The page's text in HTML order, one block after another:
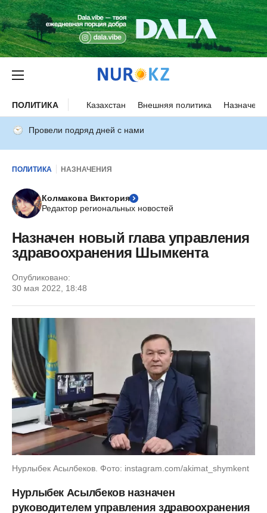
ПОЛИТИКА Казахстан Внешняя политика
Провели подряд дней с нами
ПОЛИТИКА НАЗНАЧЕНИЯ
Колмакова Виктория
Редактор региональных новостей
Назначен новый глава управления
здравоохранения Шымкента
Опубликовано:
30 мая 2022, 18:48
Нурлыбек Асылбеков. Фото: instagram.com/akimat_shymkent
Нурлыбек Асылбеков назначен
руководителем управления здравоохранения